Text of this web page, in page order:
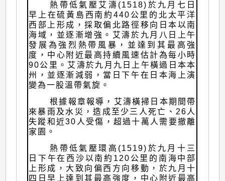
熱帶低氣壓艾濤(1518)於九月七日
早上在硫黃島西南約440公里的北太平洋
西部上形成，採取偏北路徑移向日本以南
海域，並逐漸增強。艾濤於九月八日上午
發展為強烈熱帶風暴，並達到其最高強
度，中心附近最高持續風速估計為每小時
90公里。艾濤於九月九日上午橫過日本本
州，並逐漸減弱，當日下午在日本海上演
變為一股溫帶氣旋。
根據報章報導，艾濤橫掃日本期間帶
來暴雨及水災，造成至少三人死亡、26人
失蹤和近30人受傷，超過十萬人需要撤離
家園。
熱帶低氣壓環高(1519)於九月十三
日下午在西沙以南約120公里的南海中部
上形成，大致向偏西方向移動，於九月十
四日早上達到其最高強度，中心附近最高